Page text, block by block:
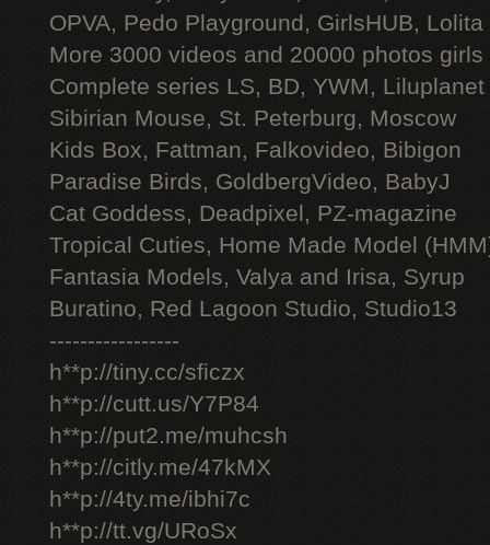
OPVA, Pedo Playground, GirlsHUB, Lolita
More 3000 videos and 20000 photos
Complete series LS, BD, YWM, Liluplanet
Sibirian Mouse, St. Peterburg, Moscow
Kids Box, Fattman, Falkovideo, Bibigon
Paradise Birds, GoldbergVideo, BabyJ
Cat Goddess, Deadpixel, PZ-magazine
Tropical Cuties, Home Made Model
Fantasia Models, Valya and Irisa, Syrup
Buratino, Red Lagoon Studio, Studio13
-----------------
h**p://tiny.cc/sficzx
h**p://cutt.us/Y7P84
h**p://put2.me/muhcsh
h**p://citly.me/47kMX
h**p://4ty.me/ibhi7c
h**p://tt.vg/URoSx